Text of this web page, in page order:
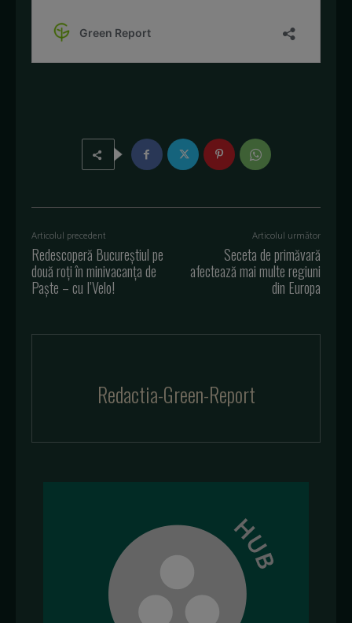
Articolul precedent
Redescoperă Bucureștiul pe
două roți în minivacanța de
Paște – cu I’Velo!
Articolul următor
Seceta de primăvară
afectează mai multe regiuni
din Europa
Redactia-Green-Report